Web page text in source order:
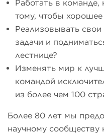
Работать в команде,
тому, чтобы
Реализовывать
задачи и
лестнице?
Изменять мир к
командой
из более чем 100
Более 80 лет мы
научному сообществу